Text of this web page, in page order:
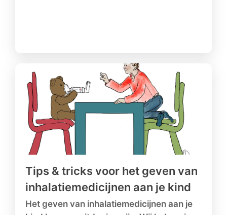
Tips & tricks voor het geven van
inhalatiemedicijnen aan je kind
Het geven van inhalatiemedicijnen aan je